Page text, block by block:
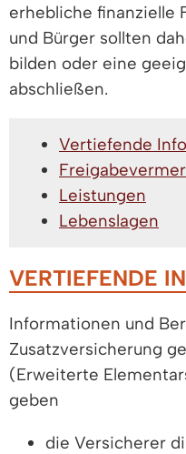
erhebliche finanzielle
und Bürger sollten
bilden oder eine
abschließen.
Vertiefende
Leistungen
Lebenslagen
VERTIEFENDE
Informationen und
Zusatzversicherung
(Erweiterte
geben
die Versicherer